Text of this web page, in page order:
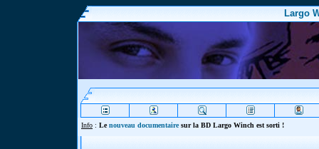
Largo
Info : Lenouveau documentairesur la BD Largo Winch est sorti !